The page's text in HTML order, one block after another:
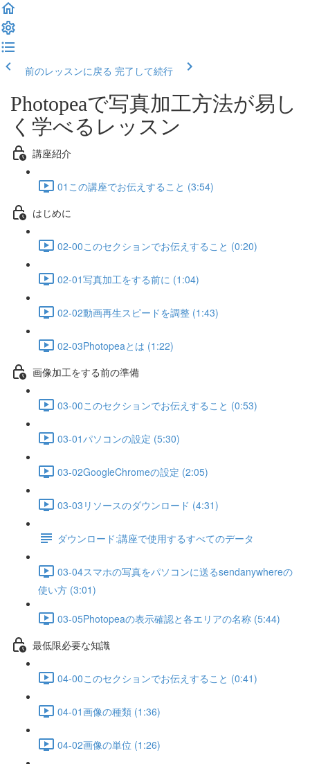
前のレッスンに戻る 完了して続行
Photopeaで写真加工方法が易し
く学べるレッスン
講座紹介
01この講座でお伝えすること (3:54)
はじめに
02-00このセクションでお伝えすること (0:20)
02-01写真加工をする前に (1:04)
02-02動画再生スピードを調整 (1:43)
02-03Photopeaとは (1:22)
画像加工をする前の準備
03-00このセクションでお伝えすること (0:53)
03-01パソコンの設定 (5:30)
03-02GoogleChromeの設定 (2:05)
03-03リソースのダウンロード (4:31)
ダウンロード:講座で使用するすべてのデータ
03-04スマホの写真をパソコンに送るsendanywhereの
使い方 (3:01)
03-05Photopeaの表示確認と各エリアの名称 (5:44)
最低限必要な知識
04-00このセクションでお伝えすること (0:41)
04-01画像の種類 (1:36)
04-02画像の単位 (1:26)